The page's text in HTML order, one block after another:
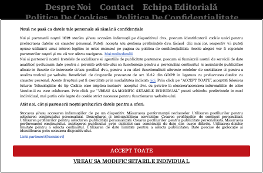
Despre Noi Contact
Echipa Editorială
Politica De Cookies
Politica De Confidențialitate
Termeni Și Condiții
copyright © 2026
Citarea se poate face în limita a 250 de semne. Nici o instituţie sau persoană
(site-uri, instituţii mass-media, firme de monitorizare) nu poate reproduce
integral scrierile publicistice purtătoare de Drepturi de Autor.
Decizia ONJN nr. 1598/16.09.2021. Jocurile de noroc sunt interzise
minorilor.